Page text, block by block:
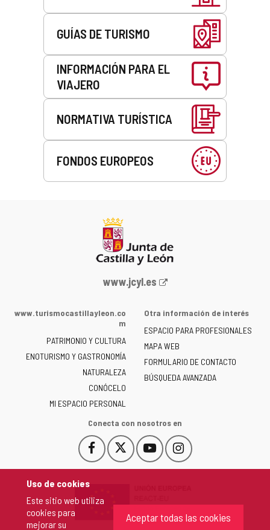
Uso de cookies
Este sitio web utiliza
cookies para
mejorar su
Aceptar todas las cookies
GUÍAS DE TURISMO
INFORMACIÓN PARA EL
VIAJERO
NORMATIVA TURÍSTICA
FONDOS EUROPEOS
Portal
la
de
Castilla
y
León
-
www.jcyl.es
www.turismocastillayleon.co
m
PATRIMONIO Y CULTURA
ENOTURISMO Y GASTRONOMÍA
NATURALEZA
CONÓCELO
MI ESPACIO PERSONAL
Otra información de interés
ESPACIO PARA PROFESIONALES
MAPA WEB
FORMULARIO DE CONTACTO
BÚSQUEDA AVANZADA
Conecta con nosotros en
Facebook
Este
enlace
en
Este
enlace
una
ventana
YouTube
Este
enlace
una
Instagram
Este
enlace
una